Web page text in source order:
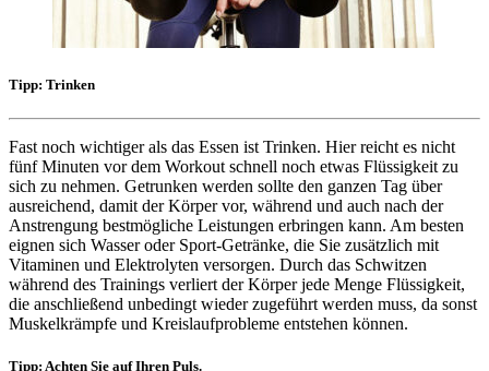
Tipp: Trinken
Fast noch wichtiger als das Essen ist Trinken. Hier reicht es nicht
fünf Minuten vor dem Workout schnell noch etwas Flüssigkeit zu
sich zu nehmen. Getrunken werden sollte den ganzen Tag über
ausreichend, damit der Körper vor, während und auch nach der
Anstrengung bestmögliche Leistungen erbringen kann. Am besten
eignen sich Wasser oder Sport-Getränke, die Sie zusätzlich mit
Vitaminen und Elektrolyten versorgen. Durch das Schwitzen
während des Trainings verliert der Körper jede Menge Flüssigkeit,
die anschließend unbedingt wieder zugeführt werden muss, da sonst
Muskelkrämpfe und Kreislaufprobleme entstehen können.
Tipp: Achten Sie auf Ihren Puls.